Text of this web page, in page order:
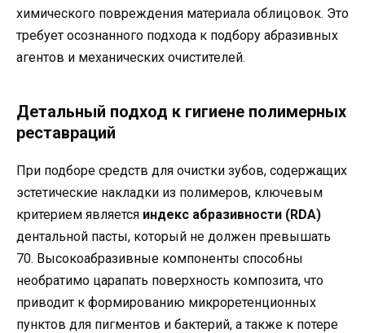
химического повреждения материала облицовок. Это
требует осознанного подхода к подбору абразивных
агентов и механических очистителей.
Детальный подход к гигиене полимерных
реставраций
При подборе средств для очистки зубов, содержащих
эстетические накладки из полимеров, ключевым
критерием является индекс абразивности (RDA)
дентальной пасты, который не должен превышать
70. Высокоабразивные компоненты способны
необратимо царапать поверхность композита, что
приводит к формированию микроретенционных
пунктов для пигментов и бактерий, а также к потере